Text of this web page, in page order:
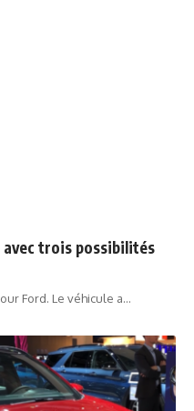
avec trois possibilités
Ford. Le véhicule a…